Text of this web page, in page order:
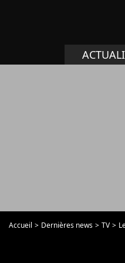
Accueil Dernières news TV